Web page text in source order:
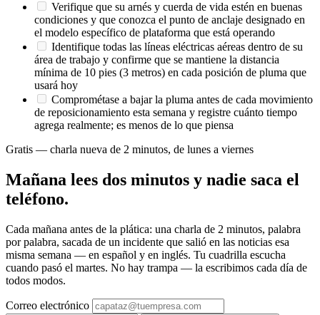
Verifique que su arnés y cuerda de vida estén en buenas
condiciones y que conozca el punto de anclaje designado en
el modelo específico de plataforma que está operando
Identifique todas las líneas eléctricas aéreas dentro de su
área de trabajo y confirme que se mantiene la distancia
mínima de 10 pies (3 metros) en cada posición de pluma que
usará hoy
Comprométase a bajar la pluma antes de cada movimiento
de reposicionamiento esta semana y registre cuánto tiempo
agrega realmente; es menos de lo que piensa
Gratis — charla nueva de 2 minutos, de lunes a viernes
Mañana lees dos minutos y nadie saca el
teléfono.
Cada mañana antes de la plática: una charla de 2 minutos, palabra
por palabra, sacada de un incidente que salió en las noticias esa
misma semana — en español y en inglés. Tu cuadrilla escucha
cuando pasó el martes. No hay trampa — la escribimos cada día de
todos modos.
Correo electrónico